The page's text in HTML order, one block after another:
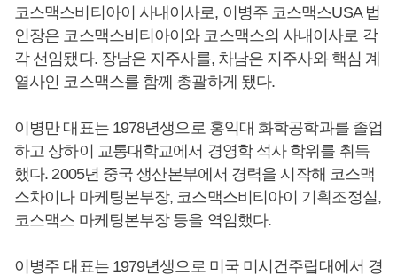
코스맥스비티아이 사내이사로, 이병주 코스맥스USA 법
인장은 코스맥스비티아이와 코스맥스의 사내이사로 각
각 선임됐다. 장남은 지주사를, 차남은 지주사와 핵심 계
열사인 코스맥스를 함께 총괄하게 됐다.
이병만 대표는 1978년생으로 홍익대 화학공학과를 졸업
하고 상하이 교통대학교에서 경영학 석사 학위를 취득
했다. 2005년 중국 생산본부에서 경력을 시작해 코스맥
스차이나 마케팅본부장, 코스맥스비티아이 기획조정실,
코스맥스 마케팅본부장 등을 역임했다.
이병주 대표는 1979년생으로 미국 미시건주립대에서 경